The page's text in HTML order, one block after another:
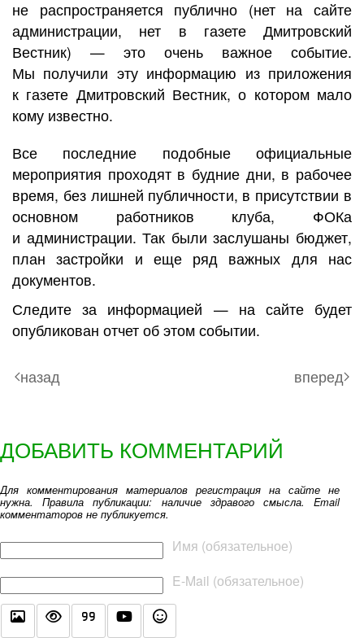
не распространяется публично (нет на сайте
администрации, нет в газете Дмитровский
Вестник) — это очень важное событие.
Мы получили эту информацию из приложения
к газете Дмитровский Вестник, о котором мало
кому известно.
Все последние подобные официальные
мероприятия проходят в будние дни, в рабочее
время, без лишней публичности, в присутствии в
основном работников клуба, ФОКа
и администрации. Так были заслушаны бюджет,
план застройки и еще ряд важных для нас
документов.
Следите за информацией — на сайте будет
опубликован отчет об этом событии.
назад вперед
ДОБАВИТЬ КОММЕНТАРИЙ
Для комментирования материалов регистрация на сайте не
нужна. Правила публикации: наличие здравого смысла. Email
комментаторов не публикуется.
Имя (обязательное)
E-Mail (обязательное)
Текст комментария